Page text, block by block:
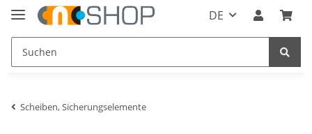
DE
Scheiben, Sicherungselemente